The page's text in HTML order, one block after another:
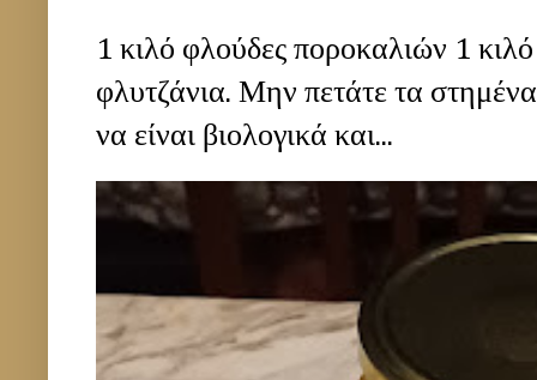
1 κιλό φλούδες ποροκαλιών 1
φλυτζάνια. Μην πετάτε τα
να είναι βιολογικά και...